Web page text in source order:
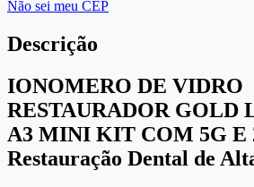
Não sei meu CEP
Descrição
IONOMERO DE VIDRO
RESTAURADOR GOLD
A3 MINI KIT COM 5G E
Restauração Dental de